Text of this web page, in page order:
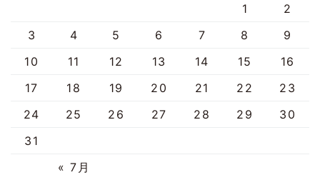
« 7月
1
2
3
4 5 6 7 8
9
10
11 12 13 14 15
16
17
18 19 20 21 22
23
24
25 26 27 28 29
30
31